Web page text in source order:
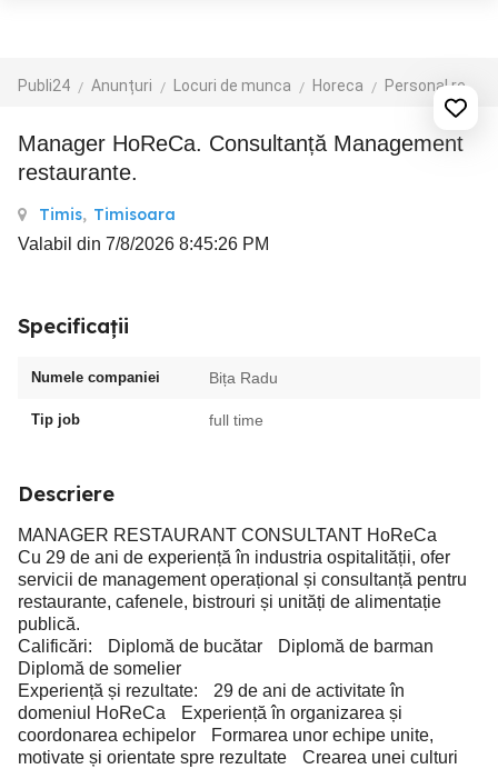
Publi24 Anunțuri Locuri de munca Horeca Personal receptie si administratie
Manager HoReCa. Consultanță Management
restaurante.
Timis, Timisoara
Valabil din 7/8/2026 8:45:26 PM
Specificații
Numele companiei Bița Radu
Tip job full time
Descriere
MANAGER RESTAURANT CONSULTANT HoReCa
Cu 29 de ani de experiență în industria ospitalității, ofer
servicii de management operațional și consultanță pentru
restaurante, cafenele, bistrouri și unități de alimentație
publică.
Calificări: Diplomă de bucătar Diplomă de barman
Diplomă de somelier
Experiență și rezultate: 29 de ani de activitate în
domeniul HoReCa Experiență în organizarea și
coordonarea echipelor Formarea unor echipe unite,
motivate și orientate spre rezultate Crearea unei culturi